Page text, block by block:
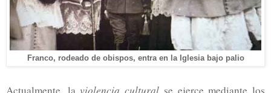
Franco, rodeado de obispos, entra en la Iglesia bajo palio
Actualmente, laviolencia cultural se ejerce mediante los